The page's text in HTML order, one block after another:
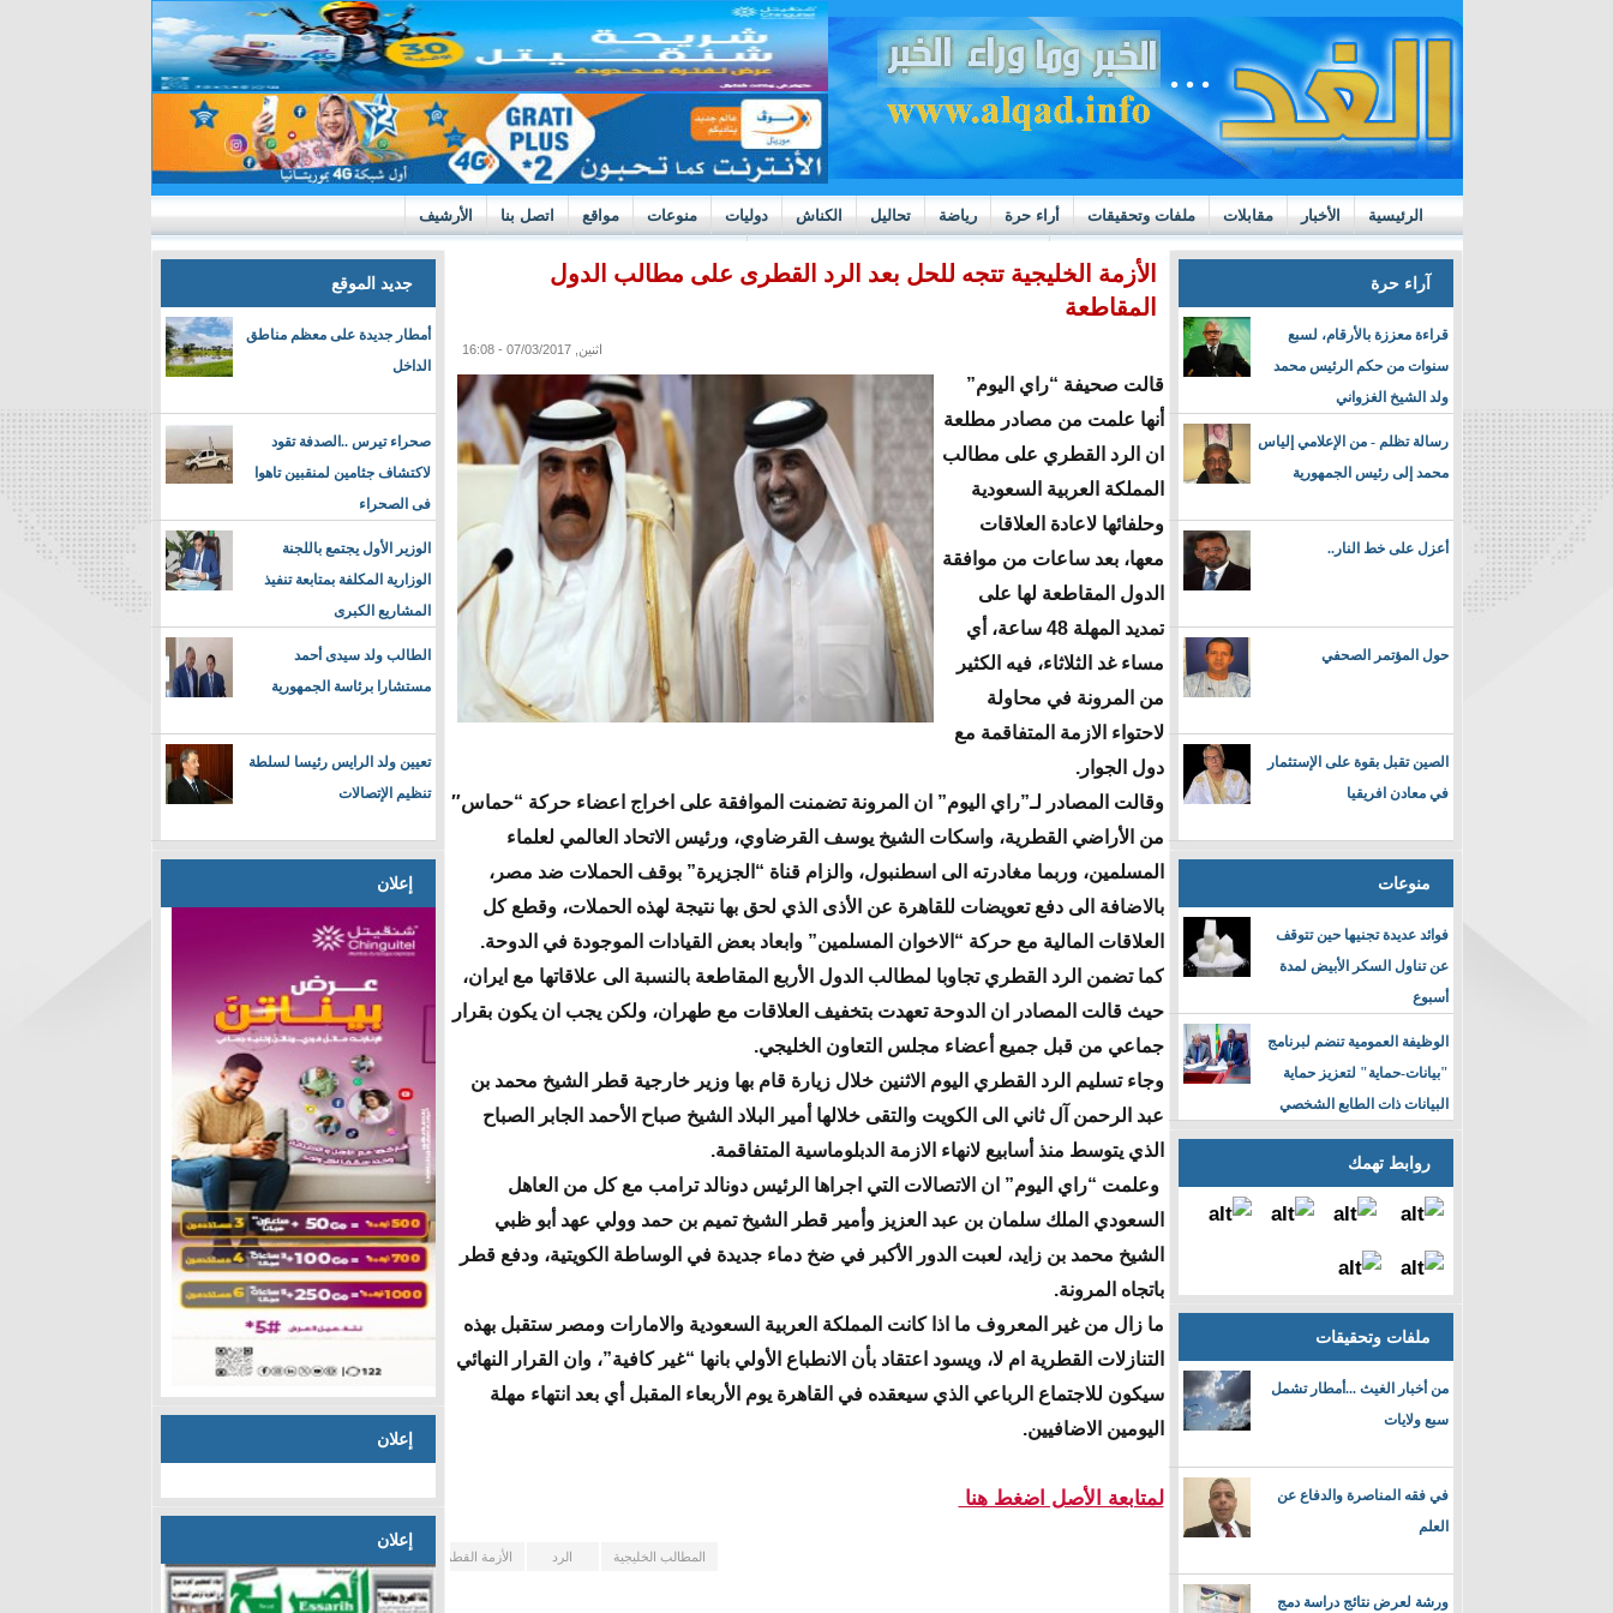
الرئيسية الأخبار مقابلات ملفات وتحقيقات أراء حرة رياضة تحاليل الكناش دوليات منوعات مواقع اتصل بنا الأرشيف
https://m.youtube.com/watch?v=GN10qW4W4hQ
آراء حرة
قراءة معززة بالأرقام، لسبع
سنوات من حكم الرئيس محمد
ولد الشيخ الغزواني
رسالة تظلم - من الإعلامي إلياس
محمد إلى رئيس الجمهورية
أعزل على خط النار..
حول المؤتمر الصحفي
الصين تقبل بقوة على الإستثمار
في معادن افريقيا
منوعات
فوائد عديدة تجنيها حين تتوقف
عن تناول السكر الأبيض لمدة
أسبوع
الوظيفة العمومية تنضم لبرنامج
"بيانات-حماية" لتعزيز حماية
البيانات ذات الطابع الشخصي
روابط تهمك
ملفات وتحقيقات
من أخبار الغيث ...أمطار تشمل
سبع ولايات
في فقه المناصرة والدفاع عن
العلم
ورشة لعرض نتائج دراسة دمج
الأزمة الخليجية تتجه للحل بعد الرد القطرى على مطالب الدول
المقاطعة
اثنين, 07/03/2017 - 16:08
قالت صحيفة “راي اليوم”
أنها علمت من مصادر مطلعة
ان الرد القطري على مطالب
المملكة العربية السعودية
وحلفائها لاعادة العلاقات
معها، بعد ساعات من موافقة
الدول المقاطعة لها على
تمديد المهلة 48 ساعة، أي
مساء غد الثلاثاء، فيه الكثير
من المرونة في محاولة
لاحتواء الازمة المتفاقمة مع
دول الجوار.
وقالت المصادر لـ”راي اليوم” ان المرونة تضمنت الموافقة على اخراج اعضاء حركة “حماس″
من الأراضي القطرية، واسكات الشيخ يوسف القرضاوي، ورئيس الاتحاد العالمي لعلماء
المسلمين، وربما مغادرته الى اسطنبول، والزام قناة “الجزيرة” بوقف الحملات ضد مصر،
بالاضافة الى دفع تعويضات للقاهرة عن الأذى الذي لحق بها نتيجة لهذه الحملات، وقطع كل
العلاقات المالية مع حركة “الاخوان المسلمين” وابعاد بعض القيادات الموجودة في الدوحة.
كما تضمن الرد القطري تجاوبا لمطالب الدول الأربع المقاطعة بالنسبة الى علاقاتها مع ايران،
حيث قالت المصادر ان الدوحة تعهدت بتخفيف العلاقات مع طهران، ولكن يجب ان يكون بقرار
جماعي من قبل جميع أعضاء مجلس التعاون الخليجي.
وجاء تسليم الرد القطري اليوم الاثنين خلال زيارة قام بها وزير خارجية قطر الشيخ محمد بن
عبد الرحمن آل ثاني الى الكويت والتقى خلالها أمير البلاد الشيخ صباح الأحمد الجابر الصباح
الذي يتوسط منذ أسابيع لانهاء الازمة الدبلوماسية المتفاقمة.
وعلمت “راي اليوم” ان الاتصالات التي اجراها الرئيس دونالد ترامب مع كل من العاهل
السعودي الملك سلمان بن عبد العزيز وأمير قطر الشيخ تميم بن حمد وولي عهد أبو ظبي
الشيخ محمد بن زايد، لعبت الدور الأكبر في ضخ دماء جديدة في الوساطة الكويتية، ودفع قطر
باتجاه المرونة.
ما زال من غير المعروف ما اذا كانت المملكة العربية السعودية والامارات ومصر ستقبل بهذه
التنازلات القطرية ام لا، ويسود اعتقاد بأن الانطباع الأولي بانها “غير كافية”، وان القرار النهائي
سيكون للاجتماع الرباعي الذي سيعقده في القاهرة يوم الأربعاء المقبل أي بعد انتهاء مهلة
اليومين الاضافيين.
لمتابعة الأصل اضغط هنا
الأزمة القطرية الرد المطالب الخليجية
جديد الموقع
أمطار جديدة على معظم مناطق
الداخل
صحراء تيرس ..الصدفة تقود
لاكتشاف جثامين لمنقبين تاهوا
فى الصحراء
الوزير الأول يجتمع باللجنة
الوزارية المكلفة بمتابعة تنفيذ
المشاريع الكبرى
الطالب ولد سيدى أحمد
مستشارا برئاسة الجمهورية
تعيين ولد الرايس رئيسا لسلطة
تنظيم الإتصالات
إعلان
إعلان
إعلان